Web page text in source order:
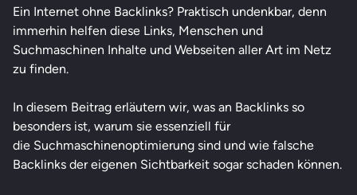
Ein Internet ohne Backlinks? Praktisch undenkbar, denn
immerhin helfen diese Links, Menschen und
Suchmaschinen Inhalte und Webseiten aller Art im Netz
zu finden.
In diesem Beitrag erläutern wir, was an Backlinks so
besonders ist, warum sie essenziell für
die Suchmaschinenoptimierung sind und wie falsche
Backlinks der eigenen Sichtbarkeit sogar schaden können.